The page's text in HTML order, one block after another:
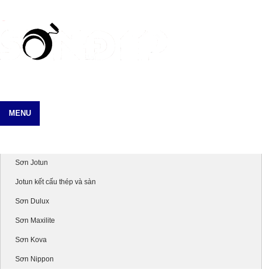
MENU
Sơn Jotun
Jotun kết cấu thép và sàn
Sơn Dulux
Sơn Maxilite
Sơn Kova
Sơn Nippon